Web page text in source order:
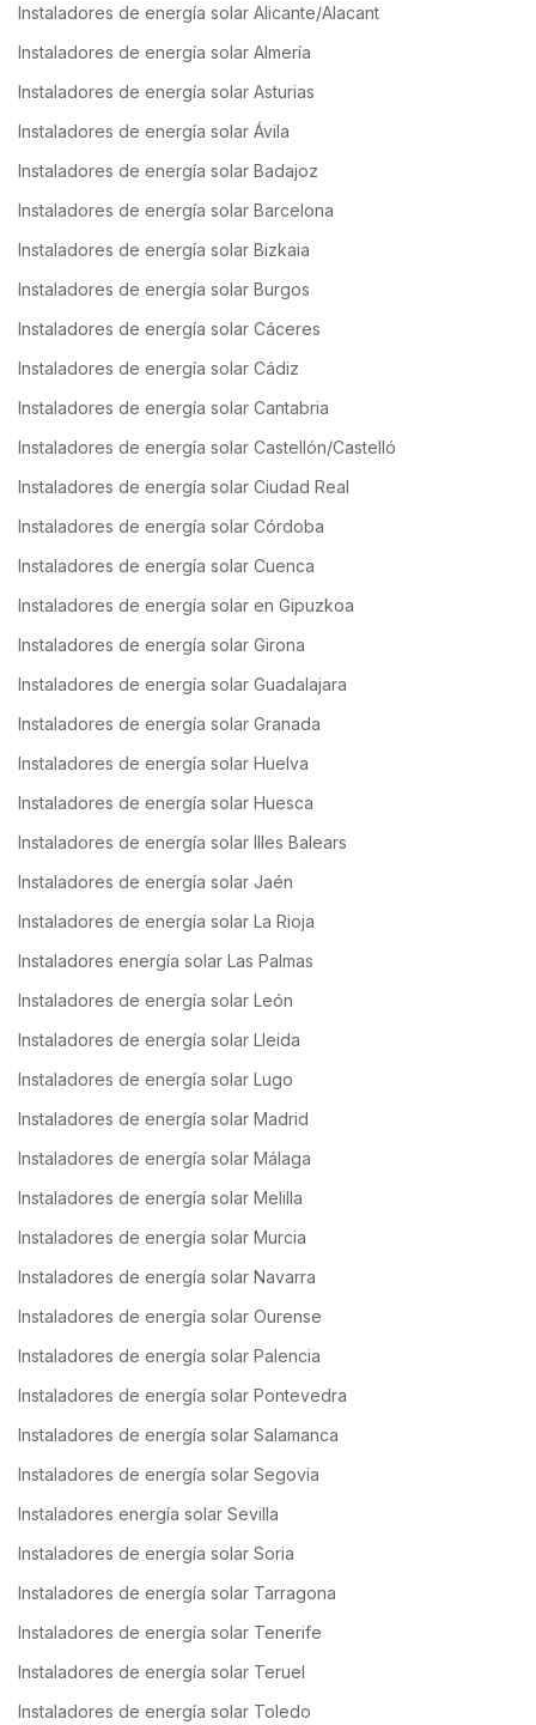
Instaladores de energía solar Alicante/Alacant
Instaladores de energía solar Almería
Instaladores de energía solar Asturias
Instaladores de energía solar Ávila
Instaladores de energía solar Badajoz
Instaladores de energía solar Barcelona
Instaladores de energía solar Bizkaia
Instaladores de energía solar Burgos
Instaladores de energía solar Cáceres
Instaladores de energía solar Cádiz
Instaladores de energía solar Cantabria
Instaladores de energía solar Castellón/Castelló
Instaladores de energía solar Ciudad Real
Instaladores de energía solar Córdoba
Instaladores de energía solar Cuenca
Instaladores de energía solar en Gipuzkoa
Instaladores de energía solar Girona
Instaladores de energía solar Guadalajara
Instaladores de energía solar Granada
Instaladores de energía solar Huelva
Instaladores de energía solar Huesca
Instaladores de energía solar Illes Balears
Instaladores de energía solar Jaén
Instaladores de energía solar La Rioja
Instaladores energía solar Las Palmas
Instaladores de energía solar León
Instaladores de energía solar Lleida
Instaladores de energía solar Lugo
Instaladores de energía solar Madrid
Instaladores de energía solar Málaga
Instaladores de energía solar Melilla
Instaladores de energía solar Murcia
Instaladores de energía solar Navarra
Instaladores de energía solar Ourense
Instaladores de energía solar Palencia
Instaladores de energía solar Pontevedra
Instaladores de energía solar Salamanca
Instaladores de energía solar Segovia
Instaladores energía solar Sevilla
Instaladores de energía solar Soria
Instaladores de energía solar Tarragona
Instaladores de energía solar Tenerife
Instaladores de energía solar Teruel
Instaladores de energía solar Toledo